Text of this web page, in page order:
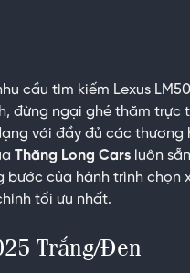
cầu tìm kiếm Lexus
đừng ngại ghé thăm trực
với đầy đủ các
Thăng Long Cars luôn
của hành trình chọn
tối ưu nhất.
Trắng/Đen